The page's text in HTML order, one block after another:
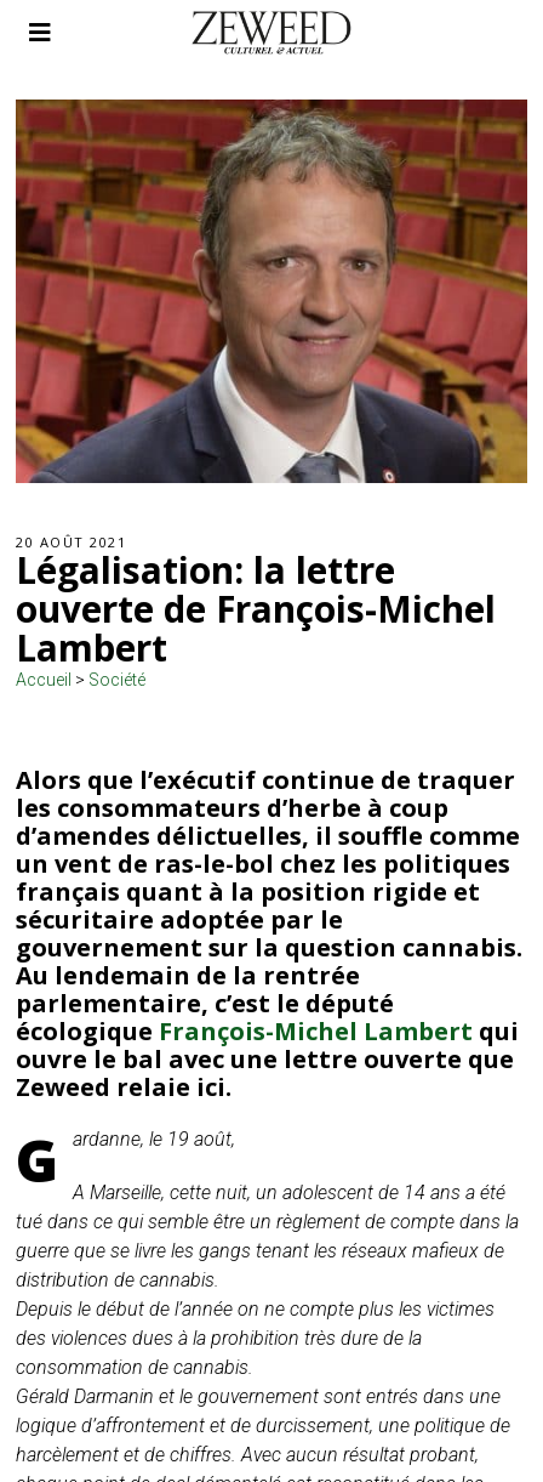
20 AOÛT 2021
Légalisation: la lettre
ouverte de François-Michel
Lambert
Accueil > Société
Alors que l’exécutif continue de traquer
les consommateurs d’herbe à coup
d’amendes délictuelles, il souffle comme
un vent de ras-le-bol chez les politiques
français quant à la position rigide et
sécuritaire adoptée par le
gouvernement sur la question cannabis.
Au lendemain de la rentrée
parlementaire, c’est le député
écologique François-Michel Lambert qui
ouvre le bal avec une lettre ouverte que
Zeweed relaie ici.
G ardanne, le 19 août,
A Marseille, cette nuit, un adolescent de 14 ans a été
tué dans ce qui semble être un règlement de compte dans la
guerre que se livre les gangs tenant les réseaux mafieux de
distribution de cannabis.
Depuis le début de l’année on ne compte plus les victimes
des violences dues à la prohibition très dure de la
consommation de cannabis.
Gérald Darmanin et le gouvernement sont entrés dans une
logique d’affrontement et de durcissement, une politique de
harcèlement et de chiffres. Avec aucun résultat probant,